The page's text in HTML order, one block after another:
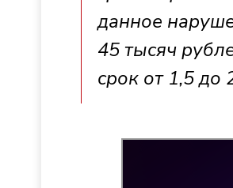
данное
45 тысяч
срок от 1,5 до